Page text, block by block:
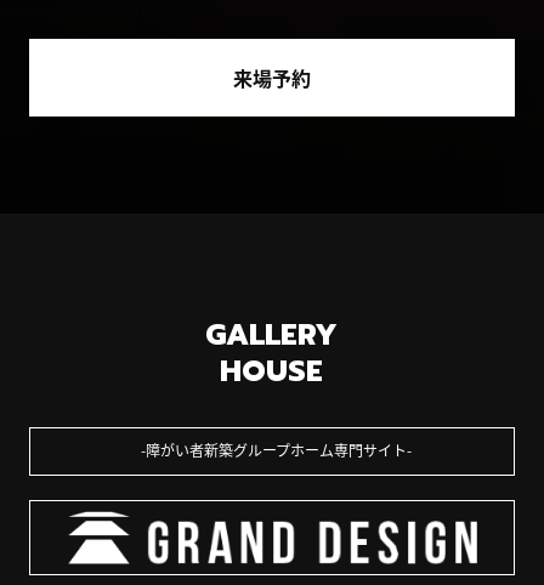
来場予約
GALLERY
HOUSE
障がい者新築グループホーム専門サイト